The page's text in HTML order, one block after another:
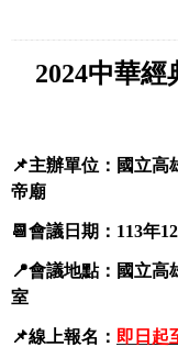
2024中華
📌主辦單位：國立高
帝廟
📆會議日期：113年
📍會議地點：國立高
室
📌線上報名： 即日起